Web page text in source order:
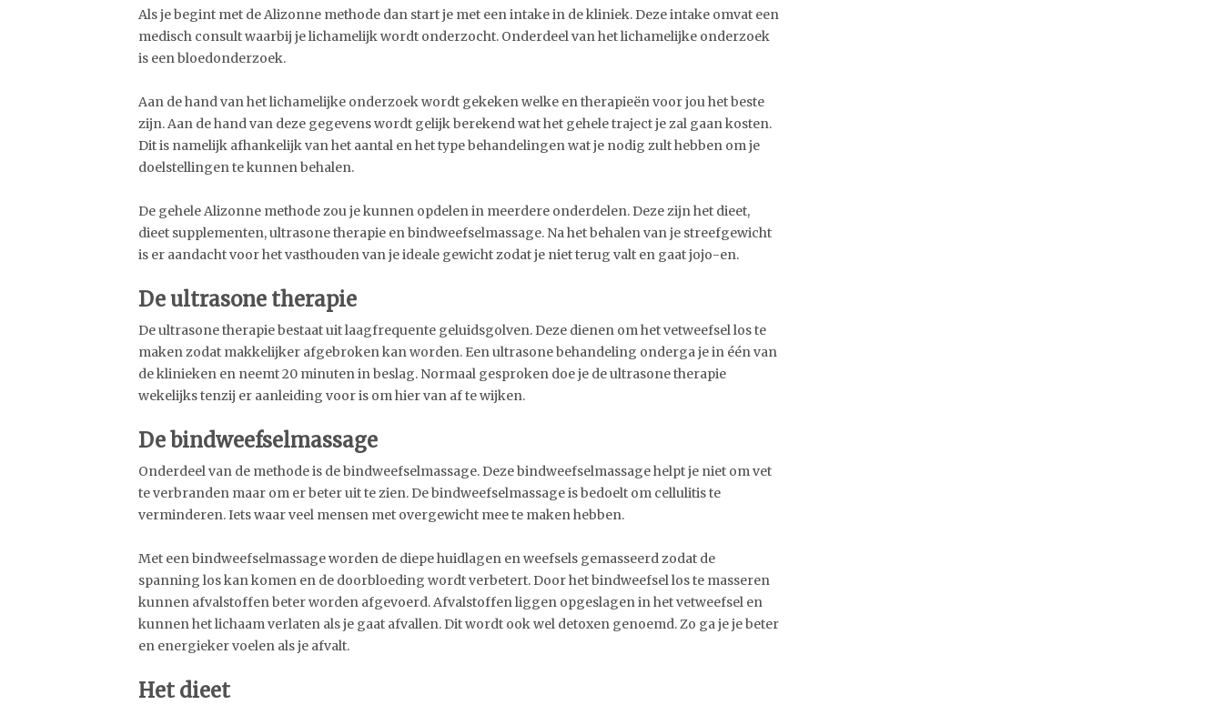
Als je begint met de Alizonne methode dan start je met een intake in de kliniek. Deze intake omvat een
medisch consult waarbij je lichamelijk wordt onderzocht. Onderdeel van het lichamelijke onderzoek
is een bloedonderzoek.
Aan de hand van het lichamelijke onderzoek wordt gekeken welke en therapieën voor jou het beste
zijn. Aan de hand van deze gegevens wordt gelijk berekend wat het gehele traject je zal gaan kosten.
Dit is namelijk afhankelijk van het aantal en het type behandelingen wat je nodig zult hebben om je
doelstellingen te kunnen behalen.
De gehele Alizonne methode zou je kunnen opdelen in meerdere onderdelen. Deze zijn het dieet,
dieet supplementen, ultrasone therapie en bindweefselmassage. Na het behalen van je streefgewicht
is er aandacht voor het vasthouden van je ideale gewicht zodat je niet terug valt en gaat jojo-en.
De ultrasone therapie
De ultrasone therapie bestaat uit laagfrequente geluidsgolven. Deze dienen om het vetweefsel los te
maken zodat makkelijker afgebroken kan worden. Een ultrasone behandeling onderga je in één van
de klinieken en neemt 20 minuten in beslag. Normaal gesproken doe je de ultrasone therapie
wekelijks tenzij er aanleiding voor is om hier van af te wijken.
De bindweefselmassage
Onderdeel van de methode is de bindweefselmassage. Deze bindweefselmassage helpt je niet om vet
te verbranden maar om er beter uit te zien. De bindweefselmassage is bedoelt om cellulitis te
verminderen. Iets waar veel mensen met overgewicht mee te maken hebben.
Met een bindweefselmassage worden de diepe huidlagen en weefsels gemasseerd zodat de
spanning los kan komen en de doorbloeding wordt verbetert. Door het bindweefsel los te masseren
kunnen afvalstoffen beter worden afgevoerd. Afvalstoffen liggen opgeslagen in het vetweefsel en
kunnen het lichaam verlaten als je gaat afvallen. Dit wordt ook wel detoxen genoemd. Zo ga je je beter
en energieker voelen als je afvalt.
Het dieet